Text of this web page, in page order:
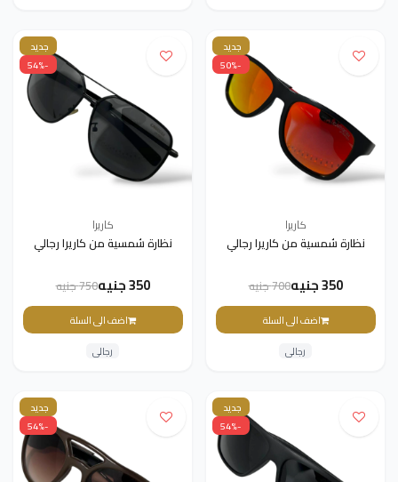
جديد
-50%
كاريرا
نظارة شمسية من كاريرا رجالي
350 جنيه 700 جنيه
اضف الى السلة
رجالى
جديد
-54%
كاريرا
نظارة شمسية من كاريرا رجالي
350 جنيه 750 جنيه
اضف الى السلة
رجالى
جديد
-54%
جديد
-54%